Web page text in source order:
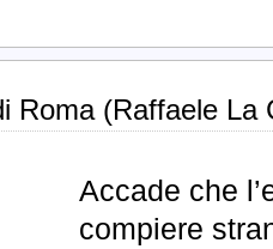
Roma (Raffaele La
Accade che
compiere